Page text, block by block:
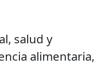
salud y
alimentaria,